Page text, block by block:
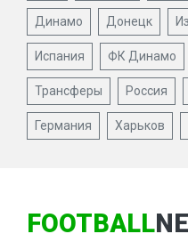
Динамо Донецк
Испания ФК Динамо
Трансферы Россия
Германия Харьков
FOOTBALL